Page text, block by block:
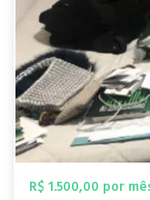
R$ 1.500,00 por